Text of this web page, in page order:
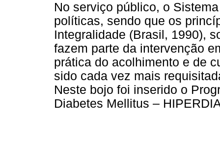
No serviço público, o
políticas, sendo que os
Integralidade (Brasil, 1990),
fazem parte da intervenção
prática do acolhimento e de
sido cada vez mais
Neste bojo foi inserido o
Diabetes Mellitus –